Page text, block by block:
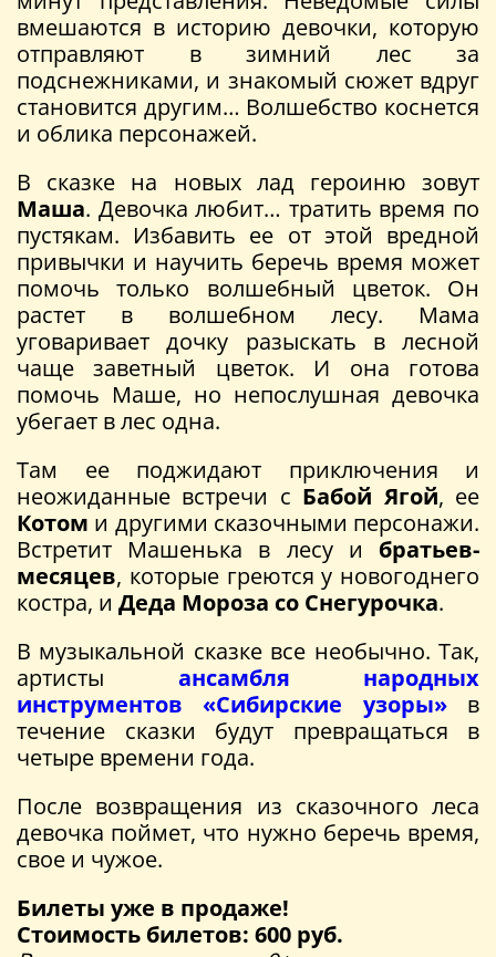
вмешаются в историю девочки, которую
отправляют в зимний лес за
подснежниками, и знакомый сюжет вдруг
становится другим… Волшебство коснется
и облика персонажей.
В сказке на новых лад героиню зовут
Маша. Девочка любит… тратить время по
пустякам. Избавить ее от этой вредной
привычки и научить беречь время может
помочь только волшебный цветок. Он
растет в волшебном лесу. Мама
уговаривает дочку разыскать в лесной
чаще заветный цветок. И она готова
помочь Маше, но непослушная девочка
убегает в лес одна.
Там ее поджидают приключения и
неожиданные встречи с Бабой Ягой, ее
Котом и другими сказочными персонажи.
Встретит Машенька в лесу и братьев-
месяцев, которые греются у новогоднего
костра, и Деда Мороза со Снегурочка.
В музыкальной сказке все необычно. Так,
артисты ансамбля народных
инструментов «Сибирские узоры»в
течение сказки будут превращаться в
четыре времени года.
После возвращения из сказочного леса
девочка поймет, что нужно беречь время,
свое и чужое.
Билеты уже в продаже!
Стоимость билетов: 600 руб.